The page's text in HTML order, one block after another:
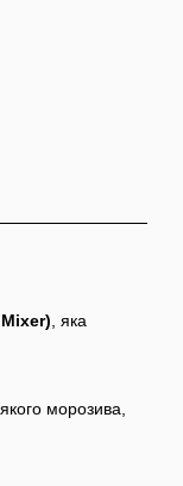
, яка
морозива,